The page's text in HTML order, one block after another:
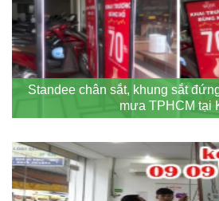
Standee chân sắt, khung sắt
mưa TPHCM tại